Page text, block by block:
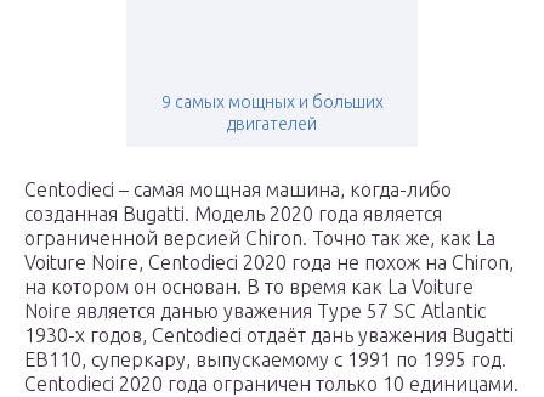
9 самых мощных и больших
двигателей
Centodieci – самая мощная машина, когда-либо
созданная Bugatti. Модель 2020 года является
ограниченной версией Chiron. Точно так же, как La
Voiture Noire, Centodieci 2020 года не похож на Chiron,
на котором он основан. В то время как La Voiture
Noire является данью уважения Type 57 SC Atlantic
1930-х годов, Centodieci отдаёт дань уважения Bugatti
EB110, суперкару, выпускаемому с 1991 по 1995 год.
Centodieci 2020 года ограничен только 10 единицами.